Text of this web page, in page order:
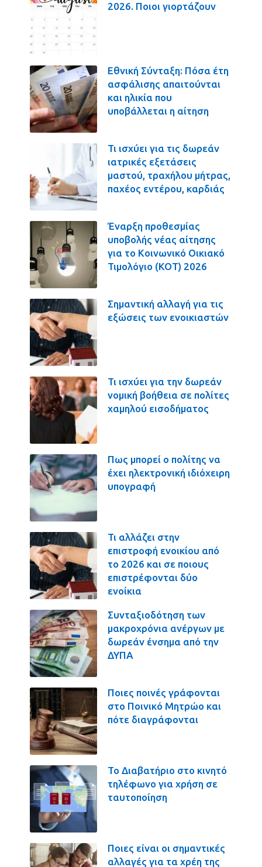
2026. Ποιοι γιορτάζουν
Εθνική Σύνταξη: Πόσα έτη
ασφάλισης απαιτούνται
και ηλικία που
υποβάλλεται η αίτηση
Τι ισχύει για τις δωρεάν
ιατρικές εξετάσεις
μαστού, τραχήλου μήτρας,
παχέος εντέρου, καρδιάς
Έναρξη προθεσμίας
υποβολής νέας αίτησης
για το Κοινωνικό Οικιακό
Τιμολόγιο (ΚΟΤ) 2026
Σημαντική αλλαγή για τις
εξώσεις των ενοικιαστών
Τι ισχύει για την δωρεάν
νομική βοήθεια σε πολίτες
χαμηλού εισοδήματος
Πως μπορεί ο πολίτης να
έχει ηλεκτρονική ιδιόχειρη
υπογραφή
Τι αλλάζει στην
επιστροφή ενοικίου από
το 2026 και σε ποιους
επιστρέφονται δύο
ενοίκια
Συνταξιοδότηση των
μακροχρόνια ανέργων με
δωρεάν ένσημα από την
ΔΥΠΑ
Ποιες ποινές γράφονται
στο Ποινικό Μητρώο και
πότε διαγράφονται
Το Διαβατήριο στο κινητό
τηλέφωνο για χρήση σε
ταυτοποίηση
Ποιες είναι οι σημαντικές
αλλαγές για τα χρέη της